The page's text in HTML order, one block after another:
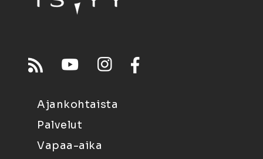
Ajankohtaista
Palvelut
Vapaa-aika